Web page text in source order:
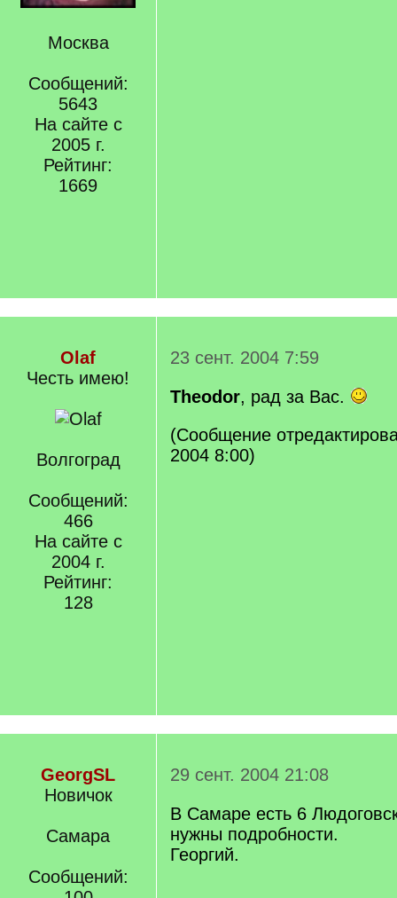
Москва
Сообщений:
5643
На сайте с
2005 г.
Рейтинг:
1669
Olaf
Честь имею!
Волгоград
Сообщений:
466
На сайте с
2004 г.
Рейтинг:
128
23 сент. 2004 7:59
Theodor, рад за Вас.
(Сообщение
2004 8:00)
GeorgSL
Новичок
Самара
Сообщений:
29 сент. 2004 21:08
В Самаре есть 6
нужны подробности.
Георгий.